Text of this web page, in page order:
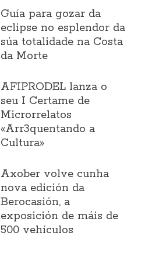
Guía para gozar da
eclipse no esplendor da
súa totalidade na Costa
da Morte
AFIPRODEL lanza o
seu I Certame de
Microrrelatos
«Arr3quentando a
Cultura»
Axober volve cunha
nova edición da
Berocasión, a
exposición de máis de
500 vehículos